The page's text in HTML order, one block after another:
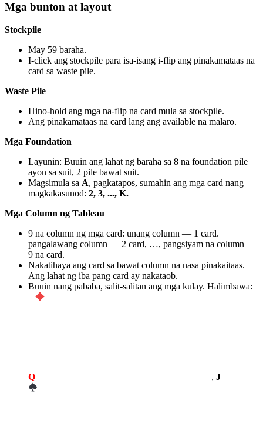
Mga bunton at layout
Stockpile
May 59 baraha.
I-click ang stockpile para isa-isang i-flip ang pinakamataas na
card sa waste pile.
Waste Pile
Hino-hold ang mga na-flip na card mula sa stockpile.
Ang pinakamataas na card lang ang available na malaro.
Mga Foundation
Layunin: Buuin ang lahat ng baraha sa 8 na foundation pile
ayon sa suit, 2 pile bawat suit.
Magsimula sa A, pagkatapos, sumahin ang mga card nang
magkakasunod: 2, 3, ..., K.
Mga Column ng Tableau
9 na column ng mga card: unang column — 1 card.
pangalawang column — 2 card, …, pangsiyam na column —
9 na card.
Nakatihaya ang card sa bawat column na nasa pinakaitaas.
Ang lahat ng iba pang card ay nakataob.
Buuin nang pababa, salit-salitan ang mga kulay. Halimbawa:
Q , J